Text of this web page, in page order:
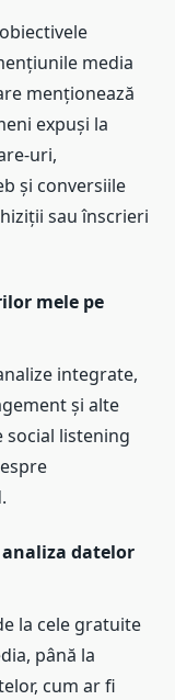
media
menționează
expuși la
uri,
și conversiile
sau înscrieri
mele pe
integrate,
și alte
listening
datelor
la cele gratuite
până la
cum ar fi